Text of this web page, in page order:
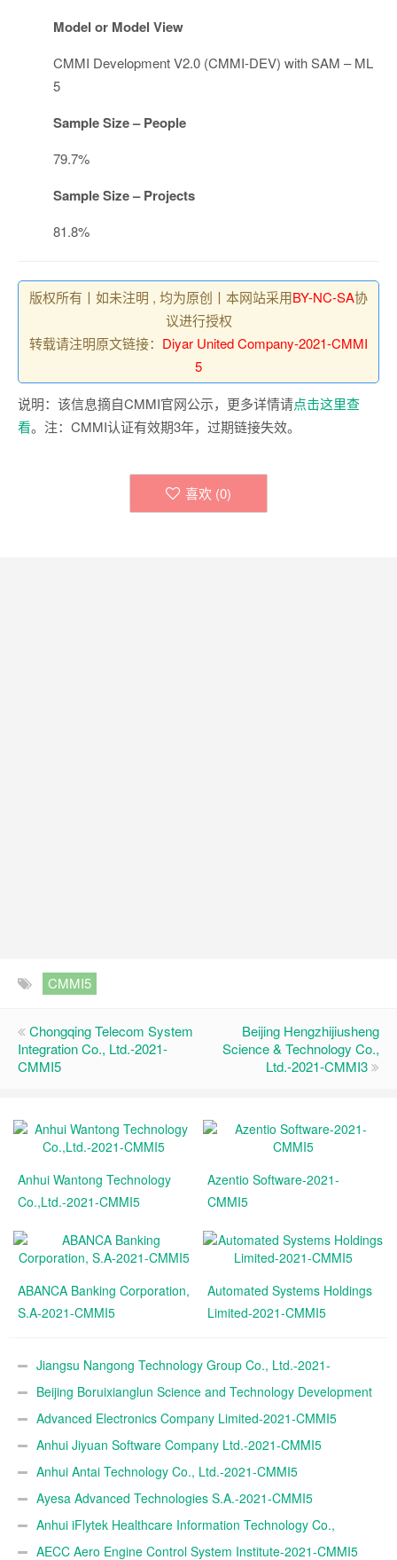
Model or Model View
CMMI Development V2.0 (CMMI-DEV) with SAM – ML
5
Sample Size – People
79.7%
Sample Size – Projects
81.8%
版权所有丨如未注明 , 均为原创丨本网站采用BY-NC-SA协
议进行授权
转载请注明原文链接： Diyar United Company-2021-CMMI
5
说明：该信息摘自CMMI官网公示，更多详情请点击这里查
看。注：CMMI认证有效期3年，过期链接失效。
喜欢 (0)
CMMI5
Chongqing Telecom System
Integration Co., Ltd.-2021-
CMMI5
Beijing Hengzhijiusheng
Science & Technology Co.,
Ltd.-2021-CMMI3
Anhui Wantong Technology
Co.,Ltd.-2021-CMMI5
Azentio Software-2021-
CMMI5
ABANCA Banking Corporation,
S.A-2021-CMMI5
Automated Systems Holdings
Limited-2021-CMMI5
Jiangsu Nangong Technology Group Co., Ltd.-2021-
CMMI5Beijing Boruixianglun Science and Technology Development
Co., Ltd.-2021-CMMI5
Advanced Electronics Company Limited-2021-CMMI5
Anhui Jiyuan Software Company Ltd.-2021-CMMI5
Anhui Antai Technology Co., Ltd.-2021-CMMI5
Ayesa Advanced Technologies S.A.-2021-CMMI5
Anhui iFlytek Healthcare Information Technology Co.,
Ltd.-2021-CMMI5
AECC Aero Engine Control System Institute-2021-CMMI5